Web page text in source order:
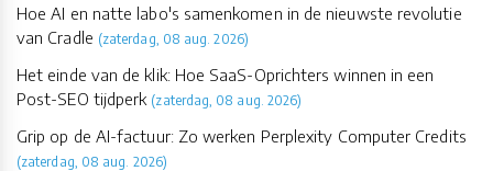
Hoe AI en natte labo's samenkomen in de nieuwste revolutie
van Cradle (zaterdag, 08 aug. 2026)
Het einde van de klik: Hoe SaaS-Oprichters winnen in een
Post-SEO tijdperk (zaterdag, 08 aug. 2026)
Grip op de AI-factuur: Zo werken Perplexity Computer Credits
(zaterdag, 08 aug. 2026)